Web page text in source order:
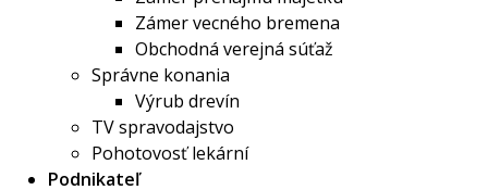
Zámer vecného bremena
Obchodná verejná súťaž
Správne konania
Výrub drevín
TV spravodajstvo
Pohotovosť lekární
Podnikateľ